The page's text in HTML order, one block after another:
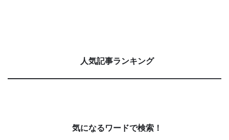
人気記事ランキング
気になるワードで検索！